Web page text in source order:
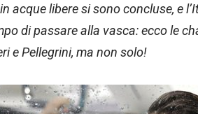
acque libere si sono concluse, e
di passare alla vasca: ecco le
e Pellegrini, ma non solo!